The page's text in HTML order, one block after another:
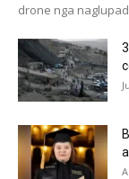
drone nga